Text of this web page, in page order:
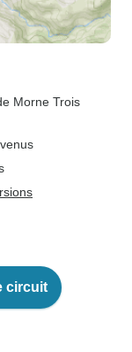
Morne Trois
circuit